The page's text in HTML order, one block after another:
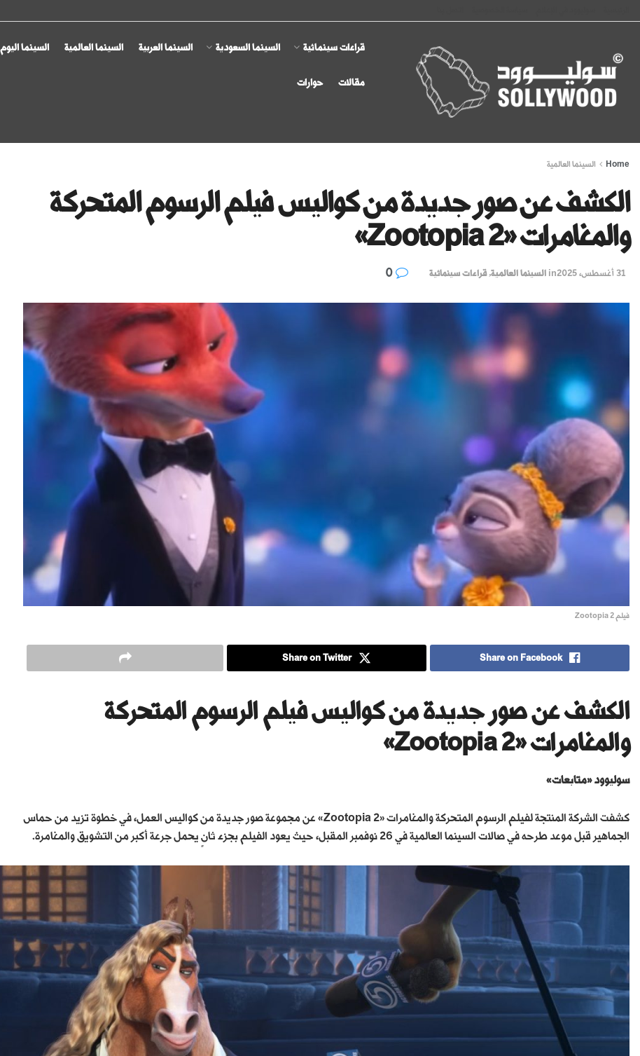
قراءات سينمائية السينما السعودية السينما العربية السينما العالمية السينما اليوم
مقالات حوارات
Home السينما العالمية
الكشف عن صور جديدة من كواليس فيلم الرسوم المتحركة
والمغامرات «Zootopia 2»
31 أغسطس، 2025 in السينما العالمية,قراءات سينمائية
فيلم Zootopia 2
Share on Facebook
Share on Twitter
الكشف عن صور جديدة من كواليس فيلم الرسوم المتحركة
والمغامرات «Zootopia 2»
سوليوود «متابعات»
كشفت الشركة المنتجة لفيلم الرسوم المتحركة والمغامرات «Zootopia 2» عن مجموعة صور جديدة من كواليس العمل، في خطوة تزيد من حماس
الجماهير قبل موعد طرحه في صالات السينما العالمية في 26 نوفمبر المقبل، حيث يعود الفيلم بجزء ثانٍ يحمل جرعة أكبر من التشويق والمغامرة.